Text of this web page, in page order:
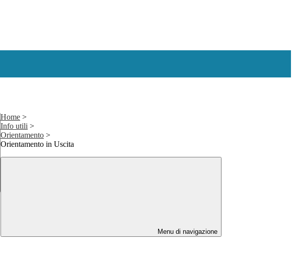
Home >
Info utili >
Orientamento >
Orientamento in Uscita
Menu di navigazione